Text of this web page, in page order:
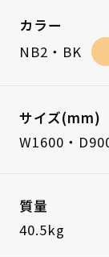
カラー
NB2・BK
サイズ(mm)
W1600・
質量
40.5kg